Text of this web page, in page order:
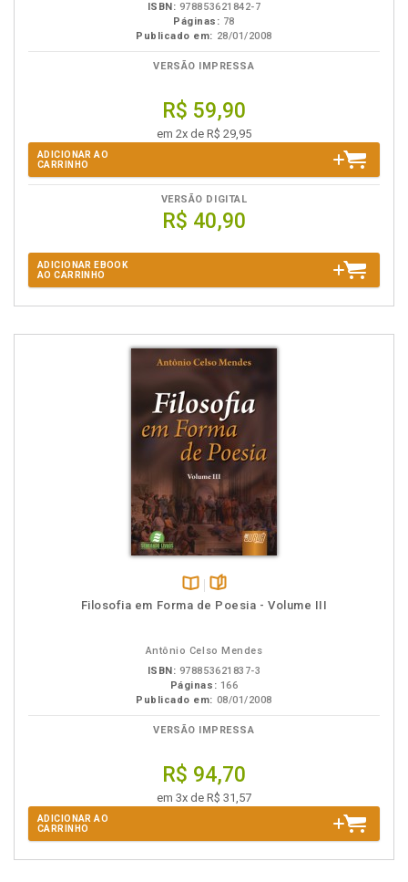
ISBN: 978853621842-7
Páginas: 78
Publicado em: 28/01/2008
VERSÃO IMPRESSA
R$ 59,90
em 2x de R$ 29,95
ADICIONAR AO
CARRINHO
VERSÃO DIGITAL
R$ 40,90
ADICIONAR EBOOK
AO CARRINHO
Disponível
páginas
Filosofia em Forma de Poesia - Volume III
Antônio Celso Mendes
ISBN: 978853621837-3
Páginas: 166
Publicado em: 08/01/2008
VERSÃO IMPRESSA
R$ 94,70
em 3x de R$ 31,57
ADICIONAR AO
CARRINHO